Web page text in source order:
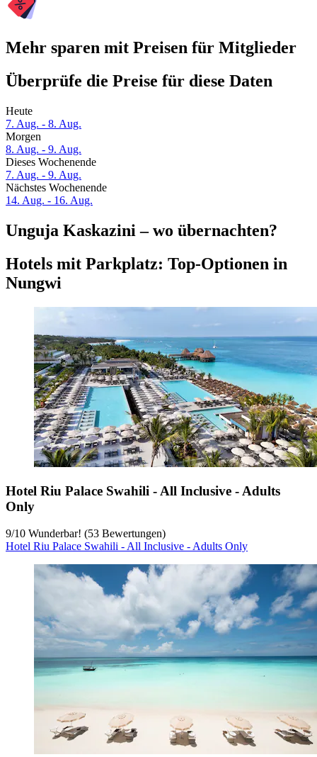
Mehr sparen mit Preisen für Mitglieder
Überprüfe die Preise für diese Daten
Heute
7. Aug. - 8. Aug.
Morgen
8. Aug. - 9. Aug.
Dieses Wochenende
7. Aug. - 9. Aug.
Nächstes Wochenende
14. Aug. - 16. Aug.
Unguja Kaskazini – wo übernachten?
Hotels mit Parkplatz: Top-Optionen in
Nungwi
Hotel Riu Palace Swahili - All Inclusive - Adults
Only
9/10 Wunderbar! (53 Bewertungen)
Hotel Riu Palace Swahili - All Inclusive - Adults Only